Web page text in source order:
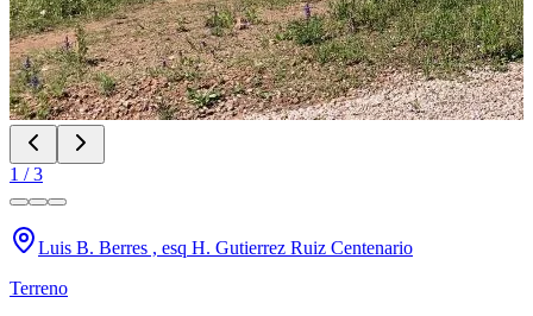
1 /3
Luis B. Berres , esq H. Gutierrez Ruiz Centenario
Terreno